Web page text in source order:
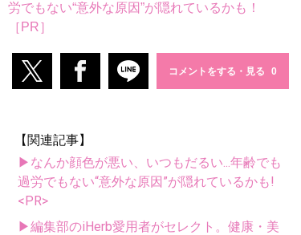
労でもない“意外な原因”が隠れているかも！
［PR］
コメントをする・見る
【関連記事】
▶なんか顔色が悪い、いつもだるい...年齢でも
過労でもない“意外な原因”が隠れているかも!
<PR>
▶編集部のiHerb愛用者がセレクト。健康・美